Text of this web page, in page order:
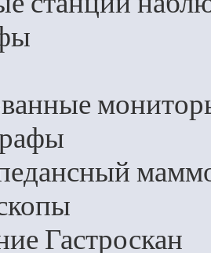
Гастроскан